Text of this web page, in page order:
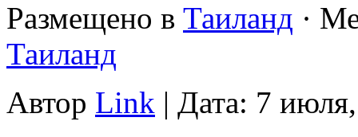
Размещено в Таиланд ·
Таиланд
Автор Link | Дата: 7